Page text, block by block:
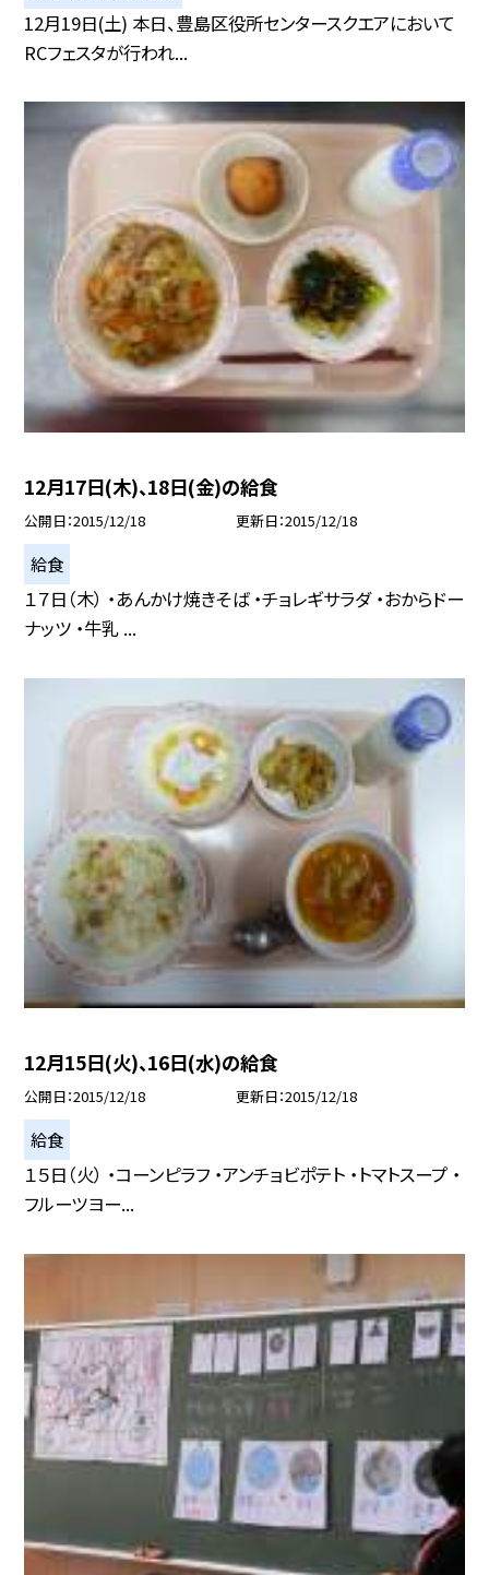
12月19日(土) 本日、豊島区役所センタースクエアにおいて
RCフェスタが行われ...
12月17日(木)、18日(金)の給食
公開日 2015/12/18 更新日 2015/12/18
給食
１７日（木） ・あんかけ焼きそば ・チョレギサラダ ・おからドー
ナッツ ・牛乳 ...
12月15日(火)、16日(水)の給食
公開日 2015/12/18 更新日 2015/12/18
給食
１５日（火） ・コーンピラフ ・アンチョビポテト ・トマトスープ ・
フルーツヨー...